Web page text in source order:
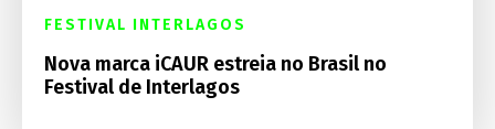
FESTIVAL INTERLAGOS
Nova marca iCAUR estreia no Brasil no
Festival de Interlagos